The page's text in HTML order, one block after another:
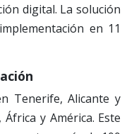
digital. La solución
en 11
Tenerife, Alicante y
y América. Este